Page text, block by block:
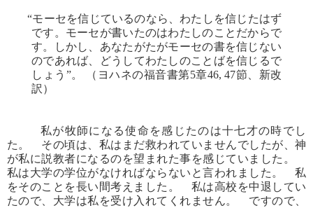
“モーセを信じているのなら、わたしを信じたはず
です。モーセが書いたのはわたしのことだからで
す。しかし、あなたがたがモーセの書を信じない
のであれば、どうしてわたしのことばを信じるで
しょう”。 （ヨハネの福音書第5章46, 47節、新改
訳）
私が牧師になる使命を感じたのは十七才の時でし
た。 その頃は、私はまだ救われていませんでしたが、神
が私に説教者になるのを望まれた事を感じていました。
私は大学の学位がなければならないと言われました。 私
をそのことを長い間考えました。 私は高校を中退してい
たので、大学は私を受け入れてくれません。 ですので、